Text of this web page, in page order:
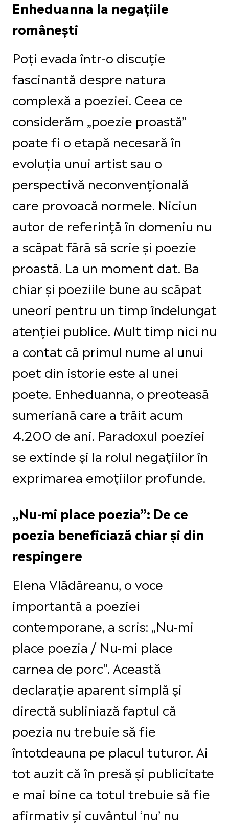
Enheduanna la negațiile
românești
Poți evada într-o discuție
fascinantă despre natura
complexă a poeziei. Ceea ce
considerăm „poezie proastă”
poate fi o etapă necesară în
evoluția unui artist sau o
perspectivă neconvențională
care provoacă normele. Niciun
autor de referință în domeniu nu
a scăpat fără să scrie și poezie
proastă. La un moment dat. Ba
chiar și poeziile bune au scăpat
uneori pentru un timp îndelungat
atenției publice. Mult timp nici nu
a contat că primul nume al unui
poet din istorie este al unei
poete. Enheduanna, o preoteasă
sumeriană care a trăit acum
4.200 de ani. Paradoxul poeziei
se extinde și la rolul negațiilor în
exprimarea emoțiilor profunde.
„Nu-mi place poezia”: De ce
poezia beneficiază chiar și din
respingere
Elena Vlădăreanu, o voce
importantă a poeziei
contemporane, a scris: „Nu-mi
place poezia / Nu-mi place
carnea de porc”. Această
declarație aparent simplă și
directă subliniază faptul că
poezia nu trebuie să fie
întotdeauna pe placul tuturor. Ai
tot auzit că în presă și publicitate
e mai bine ca totul trebuie să fie
afirmativ și cuvântul ‘nu’ nu